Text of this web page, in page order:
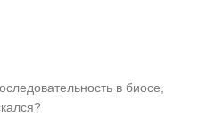
в биосе,